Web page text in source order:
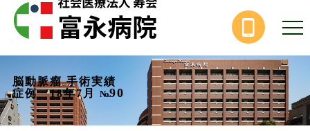
脳動脈瘤 手術実績
症例 '18年7月
No.90